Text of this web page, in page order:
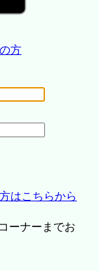
方
はこちらから
ーナーまでお